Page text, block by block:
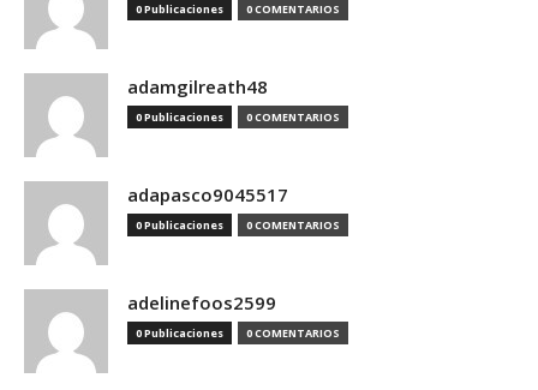
0 Publicaciones 0 COMENTARIOS
adamgilreath48
0 Publicaciones 0 COMENTARIOS
adapasco9045517
0 Publicaciones 0 COMENTARIOS
adelinefoos2599
0 Publicaciones 0 COMENTARIOS